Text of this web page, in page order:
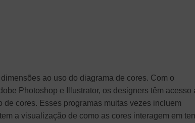
ao uso do diagrama de cores. Com o
Photoshop e Illustrator, os designers têm acesso
cores. Esses programas muitas vezes incluem
a visualização de como as cores interagem em